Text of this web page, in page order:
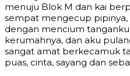
menuju Blok M dan kai
sempat mengecup pipinya,
dengan mencium
kerumahnya, dan aku
sangat amat berkecamuk
puas, cinta, sayang dan